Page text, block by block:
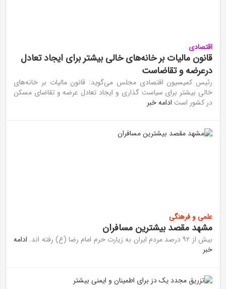
اقتصادی
قانون مالیات بر خانه‌های خالی بیشتر برای ایجاد تعادل
درعرضه و تقاضاست
رئیس کمیسیون اقتصادی مجلس می‌گوید: قانون مالیات بر خانه‌های
خالی بیشتر برای سیاست گذاری و ایجاد تعادل عرضه و تقاضای مسکن
در کشور است ادامه خبر
علمی و فرهنگی
مشهد مقصد بیشترین مسافران
بیش از ۹۲ درصد مردم ایران به زیارت حرم امام رضا (ع) رفته اند.
ادامه
خبر